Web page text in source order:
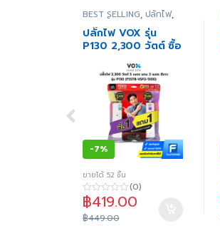
BEST SELLING, ปลั๊กไฟ,
สินค้าทั้งหมด อุปกรณ์
เสริม,อุปกรณ์เสริมสำหรับ
ทีวี,อุปกรณ์เสริมสำหรับ
บ้าน,อุปกรณ์เสริมอื่น ๆ
ปลั๊กไฟ VOX รุ่น
P130 2,300 วัตต์ ซื้อ
สีขาว
-7%
ขายได้ 52 ชิ้น
0
o
u
(0)
฿419.00
฿449.00